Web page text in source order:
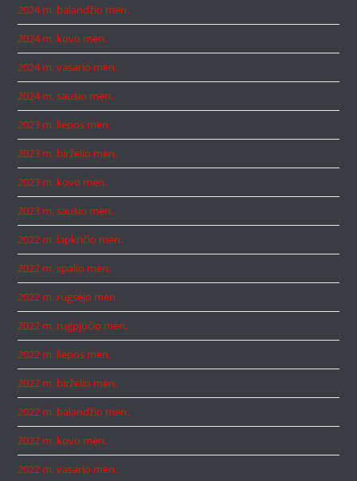
2024 m. balandžio mėn.
2024 m. kovo mėn.
2024 m. vasario mėn.
2024 m. sausio mėn.
2023 m. liepos mėn.
2023 m. birželio mėn.
2023 m. kovo mėn.
2023 m. sausio mėn.
2022 m. lapkričio mėn.
2022 m. spalio mėn.
2022 m. rugsėjo mėn.
2022 m. rugpjūčio mėn.
2022 m. liepos mėn.
2022 m. birželio mėn.
2022 m. balandžio mėn.
2022 m. kovo mėn.
2022 m. vasario mėn.